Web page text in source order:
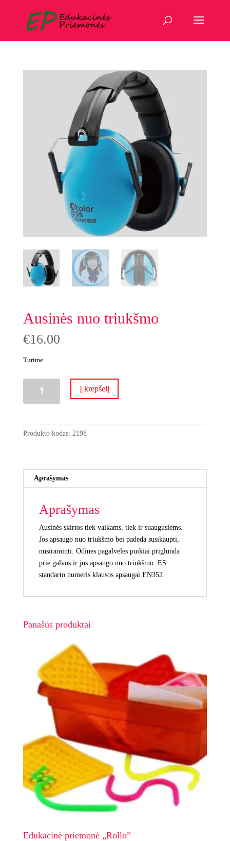
Ausinės nuo triukšmo
€16.00
Turime
triukšmo
Į krepšelį
Produkto kodas: 2198
Aprašymas
Aprašymas
Ausinės skirtos tiek vaikams, tiek ir suaugusiems.
Jos apsaugo nuo triukšmo bei padeda susikaupti,
nusiraminti. Odinės pagalvėlės puikiai priglunda
prie galvos ir jus apsaugo nuo triukšmo. ES
standarto numeris klausos apsaugai EN352.
Panašūs produktai
Edukacinė priemonė „Rollo”